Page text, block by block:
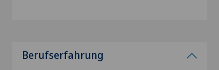
Berufserfahrung